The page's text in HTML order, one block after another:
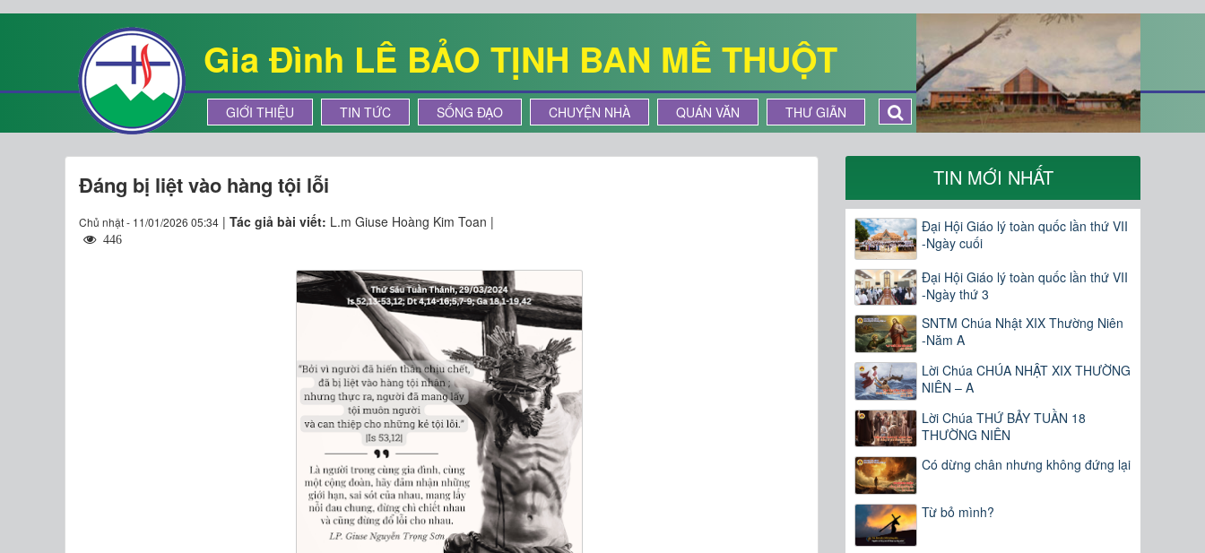
Gia Đình LÊ BẢO TỊNH BAN MÊ THUỘT
GIỚI THIỆU TIN TỨC SỐNG ĐẠO CHUYỆN NHÀ QUÁN VĂN THƯ GIÃN
Đáng bị liệt vào hàng tội lỗi
Chủ nhật - 11/01/2026 05:34 | Tác giả bài viết: L.m Giuse Hoàng Kim Toan |
446
TIN MỚI NHẤT
Đại Hội Giáo lý toàn quốc lần thứ VII
-Ngày cuối
Đại Hội Giáo lý toàn quốc lần thứ VII
-Ngày thứ 3
SNTM Chúa Nhật XIX Thường Niên
-Năm A
Lời Chúa CHÚA NHẬT XIX THƯỜNG
NIÊN – A
Lời Chúa THỨ BẢY TUẦN 18
THƯỜNG NIÊN
Có dừng chân nhưng không đứng lại
Từ bỏ mình?